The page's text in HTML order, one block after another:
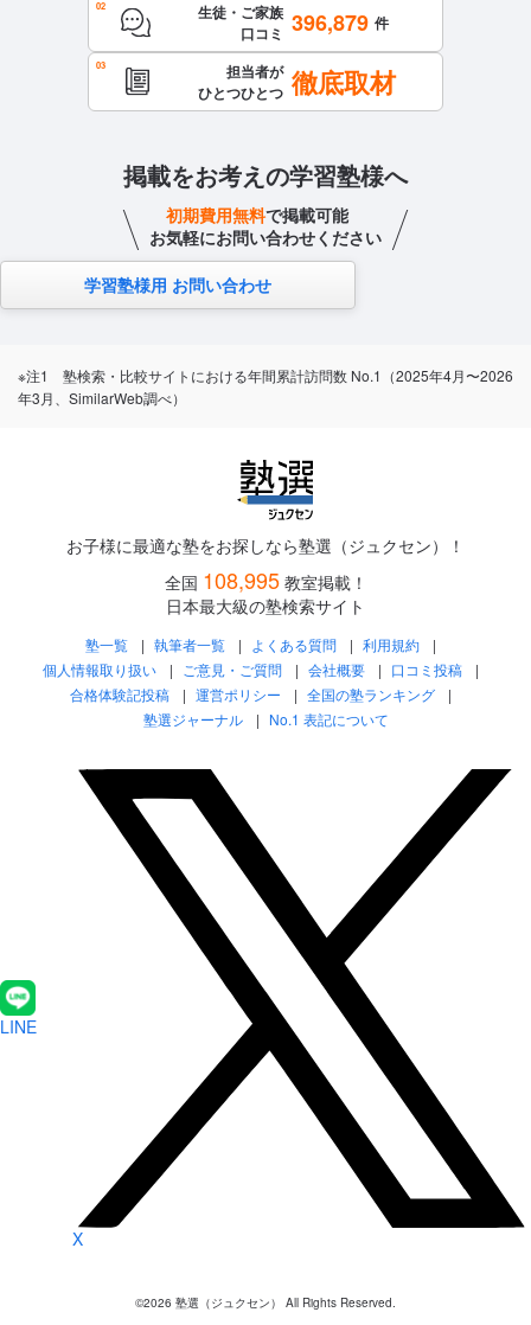
生徒・ご家族
口コミ 396,879 件
担当者が
ひとつひとつ 徹底取材
掲載をお考えの学習塾様へ
初期費用無料で掲載可能
お気軽にお問い合わせください
学習塾様用 お問い合わせ
※注1 塾検索・比較サイトにおける年間累計訪問数 No.1（2025年4月〜2026
年3月、SimilarWeb調べ）
お子様に最適な塾をお探しなら塾選（ジュクセン）！
全国 108,995 教室掲載！
日本最大級の塾検索サイト
塾一覧 執筆者一覧 よくある質問
利用規約
個人情報取り扱い
ご意見・ご質問 会社概要
口コミ投稿
合格体験記投稿
運営ポリシー
全国の塾ランキング
塾選ジャーナル
No.1 表記について
LINE
X
©2026 塾選（ジュクセン） All Rights Reserved.